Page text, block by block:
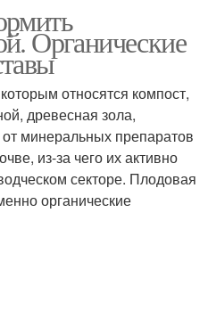
Пометы для жимолости
Жимолости в открытом
грунте
Органические
относятся компост,
древесная зола,
минеральных препаратов
из-за чего их активно
секторе. Плодовая
органические